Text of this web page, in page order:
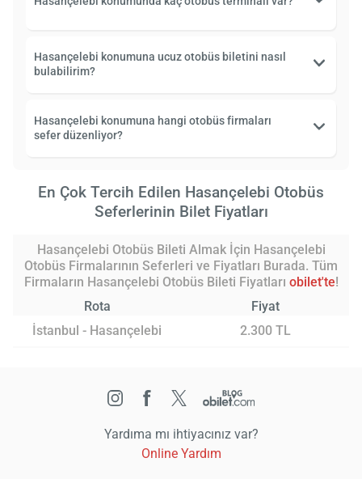
Hasançelebi konumuna ucuz otobüs biletini nasıl
bulabilirim?
Hasançelebi konumuna hangi otobüs firmaları
sefer düzenliyor?
En Çok Tercih Edilen Hasançelebi Otobüs
Seferlerinin Bilet Fiyatları
Hasançelebi Otobüs Bileti Almak İçin Hasançelebi
Otobüs Firmalarının Seferleri ve Fiyatları Burada. Tüm
Firmaların Hasançelebi Otobüs Bileti Fiyatları obilet'te!
Rota
Fiyat
İstanbul - Hasançelebi
2.300 TL
Yardıma mı ihtiyacınız var?
Online Yardım